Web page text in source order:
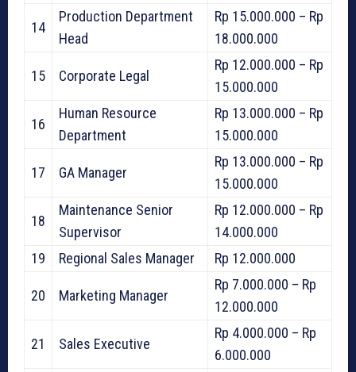
14
Production Department
Head
Rp 15.000.000 – Rp
18.000.000
15 Corporate Legal
Rp 12.000.000 – Rp
15.000.000
16
Human Resource
Department
Rp 13.000.000 – Rp
15.000.000
17 GA Manager
Rp 13.000.000 – Rp
15.000.000
18
Maintenance Senior
Supervisor
Rp 12.000.000 – Rp
14.000.000
19
Regional Sales Manager Rp 12.000.000
20 Marketing Manager
Rp 7.000.000 – Rp
12.000.000
21 Sales Executive
Rp 4.000.000 – Rp
6.000.000